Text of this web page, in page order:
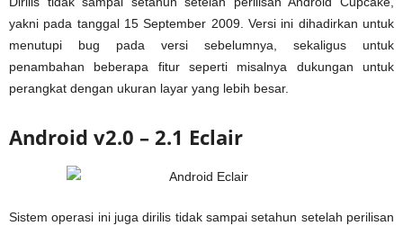
yakni pada tanggal 15 September 2009. Versi ini dihadirkan untuk
menutupi bug pada versi sebelumnya, sekaligus untuk
penambahan beberapa fitur seperti misalnya dukungan untuk
perangkat dengan ukuran layar yang lebih besar.
Android v2.0 – 2.1 Eclair
Sistem operasi ini juga dirilis tidak sampai setahun setelah perilisan